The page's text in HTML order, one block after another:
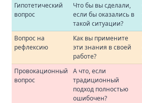
Гипотетический
вопрос
Что бы вы сделали,
если бы оказались в
такой ситуации?
Вопрос на
рефлексию
Как вы примените
эти знания в своей
работе?
Провокационный
вопрос
А что, если
традиционный
подход полностью
ошибочен?